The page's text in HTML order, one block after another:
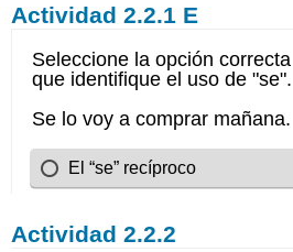
Actividad 2.2.1 E
Actividad 2.2.2